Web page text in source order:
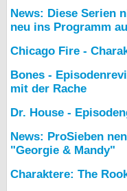
News: Diese Serien
neu ins Programm
Chicago Fire -
Bones -
mit der Rache
Dr. House -
News: ProSieben
"Georgie & Mandy"
Charaktere: The